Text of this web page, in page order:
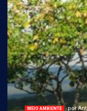
MEIO AMBIENTE por